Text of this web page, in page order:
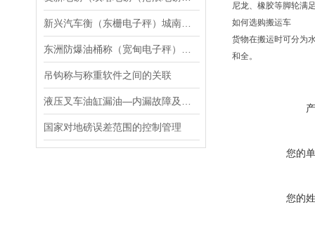
吊钩称与称重软件之间的关联
国家对地磅误差范围的控制管理
尼龙、橡胶等脚轮满
如何选购搬运车
货物在搬运时可分为
和全。
您的
您的